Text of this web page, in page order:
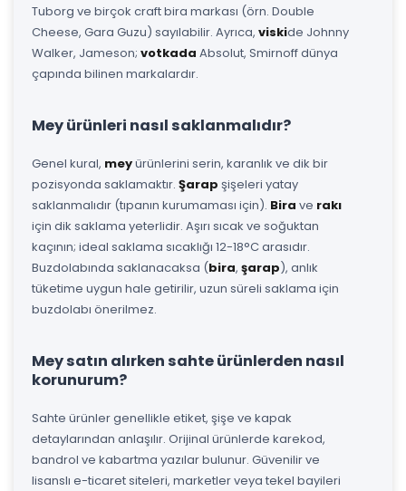
Tuborg ve birçok craft bira markası (örn. Double
Cheese, Gara Guzu) sayılabilir. Ayrıca, viskide Johnny
Walker, Jameson; votkada Absolut, Smirnoff dünya
çapında bilinen markalardır.
Mey ürünleri nasıl saklanmalıdır?
Genel kural, meyürünlerini serin, karanlık ve dik bir
pozisyonda saklamaktır. Şarap şişeleri yatay
saklanmalıdır (tıpanın kurumaması için). Bira ve rakı
için dik saklama yeterlidir. Aşırı sıcak ve soğuktan
kaçının; ideal saklama sıcaklığı 12-18°C arasıdır.
Buzdolabında saklanacaksa (bira, şarap), anlık
tüketime uygun hale getirilir, uzun süreli saklama için
buzdolabı önerilmez.
Mey satın alırken sahte ürünlerden nasıl
korunurum?
Sahte ürünler genellikle etiket, şişe ve kapak
detaylarından anlaşılır. Orijinal ürünlerde karekod,
bandrol ve kabartma yazılar bulunur. Güvenilir ve
lisanslı e-ticaret siteleri, marketler veya tekel bayileri